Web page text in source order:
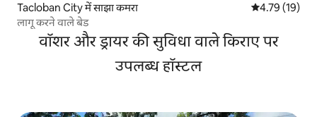
Tacloban City में साझा कमरा औसत रेटिंग 5 में
4.79 (19)
लागू करने वाले बेड
वॉशर और ड्रायर की सुविधा वाले किराए पर
उपलब्ध हॉस्टल